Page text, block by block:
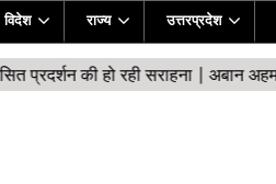
विदेश राज्य उत्तरप्रदेश